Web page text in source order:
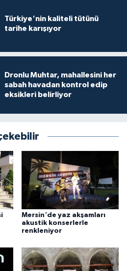
Türkiye'nin kaliteli tütünü
tarihe karışıyor
Dronlu Muhtar, mahallesini her
sabah havadan kontrol edip
eksikleri belirliyor
Mersin'de yaz akşamları
akustik konserlerle
renkleniyor